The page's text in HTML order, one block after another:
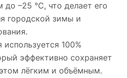
–25 °C, что делает его
городской зимы и
используется 100%
эффективно сохраняет
лёгким и объёмным.